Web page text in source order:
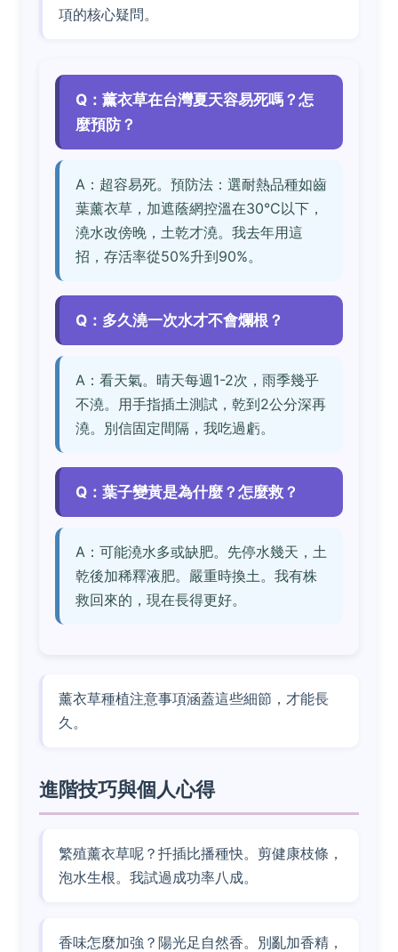
項的核心疑問。
Q：薰衣草在台灣夏天容易死嗎？怎
麼預防？
A：超容易死。預防法：選耐熱品種如齒
葉薰衣草，加遮蔭網控溫在30°C以下，
澆水改傍晚，土乾才澆。我去年用這
招，存活率從50%升到90%。
Q：多久澆一次水才不會爛根？
A：看天氣。晴天每週1-2次，雨季幾乎
不澆。用手指插土測試，乾到2公分深再
澆。別信固定間隔，我吃過虧。
Q：葉子變黃是為什麼？怎麼救？
A：可能澆水多或缺肥。先停水幾天，土
乾後加稀釋液肥。嚴重時換土。我有株
救回來的，現在長得更好。
薰衣草種植注意事項涵蓋這些細節，才能長
久。
進階技巧與個人心得
繁殖薰衣草呢？扦插比播種快。剪健康枝條，
泡水生根。我試過成功率八成。
香味怎麼加強？陽光足自然香。別亂加香精，